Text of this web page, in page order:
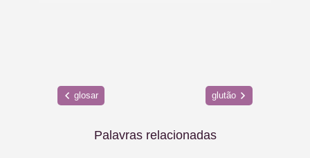
glosar glutão
Palavras relacionadas